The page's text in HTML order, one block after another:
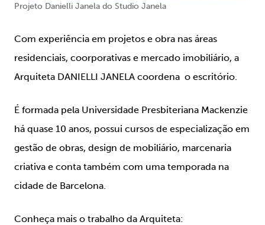
Projeto Danielli Janela do Studio Janela
Com experiência em projetos e obra nas áreas
residenciais, coorporativas e mercado imobiliário, a
Arquiteta DANIELLI JANELA coordena o escritório.
É formada pela Universidade Presbiteriana Mackenzie
há quase 10 anos, possui cursos de especialização em
gestão de obras, design de mobiliário, marcenaria
criativa e conta também com uma temporada na
cidade de Barcelona.
Conheça mais o trabalho da Arquiteta: